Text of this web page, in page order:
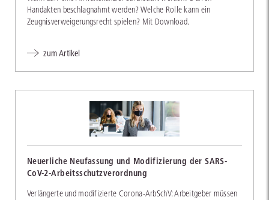
Handakten beschlagnahmt werden? Welche Rolle kann ein
Zeugnisverweigerungsrecht spielen? Mit Download.
zum Artikel
Neuerliche Neufassung und Modifizierung der SARS-
CoV-2-Arbeitsschutzverordnung
Verlängerte und modifizierte Corona-ArbSchV: Arbeitgeber müssen